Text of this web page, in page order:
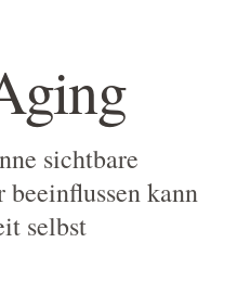
sichtbare
kann
selbst